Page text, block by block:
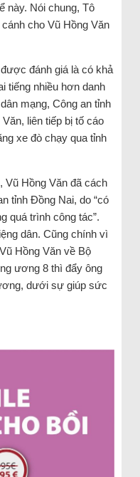
này. Nói chung, Tô
cho Vũ Hồng Văn
đánh giá là có khả
tiếng nhiều hơn danh
mạng, Công an tỉnh
liên tiếp bị tố cáo
xe đò chạy qua tỉnh
Hồng Văn đã cách
tỉnh Đồng Nai, do “có
quá trình công tác”.
dân. Cũng chính vì
Hồng Văn về Bộ
ương 8 thì đẩy ông
dưới sự giúp sức